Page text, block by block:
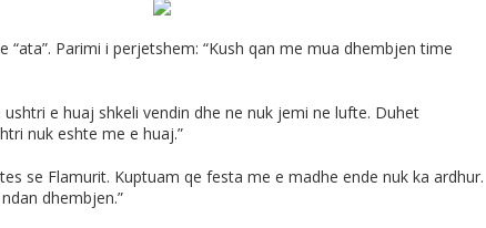
“ata”. Parimi i perjetshem: “Kush qan me mua dhembjen time
e huaj shkeli vendin dhe ne nuk jemi ne lufte. Duhet
nuk eshte me e huaj.”
se Flamurit. Kuptuam qe festa me e madhe ende nuk ka ardhur.
dhembjen.”